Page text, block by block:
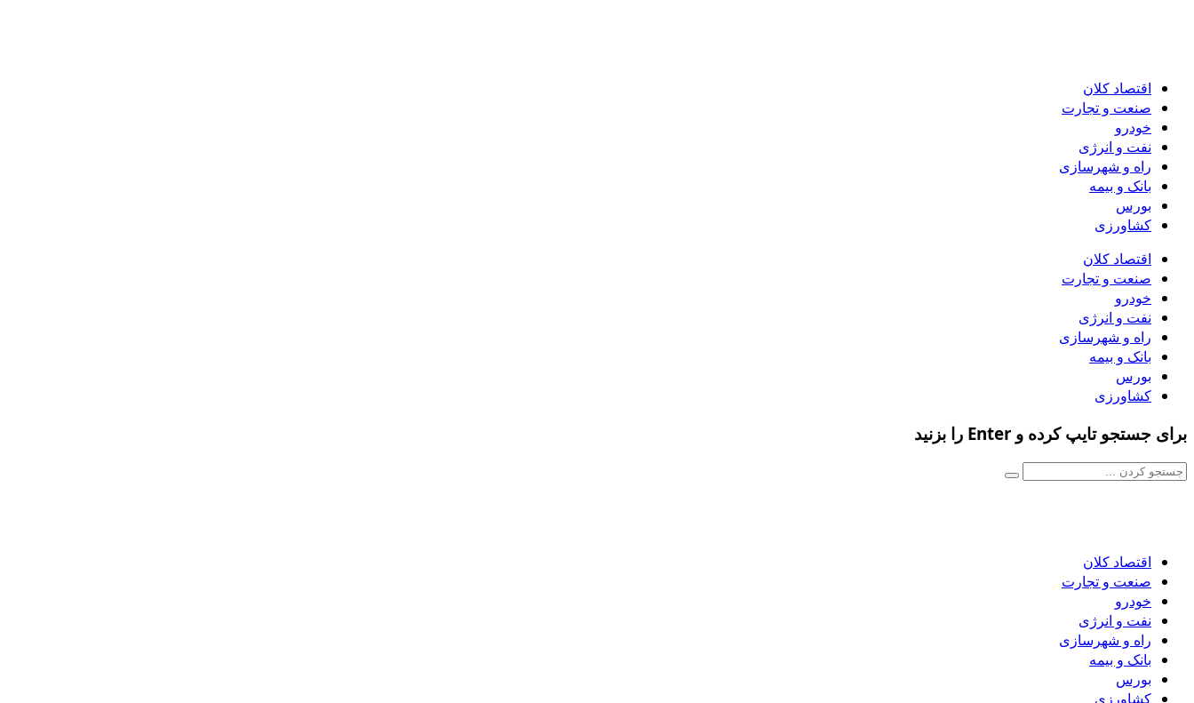
اقتصاد کلان
صنعت و تجارت
خودرو
نفت و انرژی
راه و شهرسازی
بانک و بیمه
بورس
کشاورزی
اقتصاد کلان
صنعت و تجارت
خودرو
نفت و انرژی
راه و شهرسازی
بانک و بیمه
بورس
کشاورزی
برای جستجو تایپ کرده و Enter را بزنید
اقتصاد کلان
صنعت و تجارت
خودرو
نفت و انرژی
راه و شهرسازی
بانک و بیمه
بورس
کشاورزی